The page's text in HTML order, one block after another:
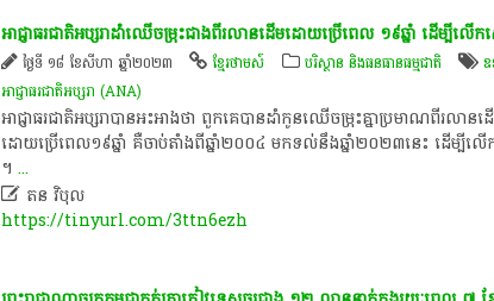
អាជ្ញាធរ​ជាតិ​អប្សរា​ដាំ​ឈើ​ចម្រុះ​ជាង​ពីរ​លាន​ដើម​ដោយ​ប្រើ​ពេល​ ១៩​ឆ្នាំ​ ដើម្បី​
ថ្ងៃទី ១៨ ខែសីហា ឆ្នាំ២០២៣ ខ្មែរថាមស៍ បរិស្ថាន និងធនធានធម្មជាតិ
អាជ្ញាធរ​ជាតិ​អប្សរា​ (ANA)
អាជ្ញាធរ​ជាតិ​អប្សរា​បាន​អះអាង​ថា​ ពួក​គេ​បាន​ដាំ​កូន​ឈើ​ចម្រុះ​គ្នា​ប្រមាណ​ពីរ​លា
ដោយ​ប្រើ​ពេល​១៩​ឆ្នាំ​ គឺ​ចាប់តាំងពី​ឆ្នាំ​២០០៤​ មក​ទល់​នឹង​ឆ្នាំ​២០២៣​នេះ​ ដើម្បី​
។​...
 ត​ន​ ​វិបុល​
https://tinyurl.com/3ttn6ezh